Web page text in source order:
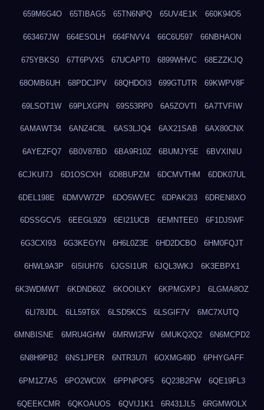
659M6G4O 65TIBAG5 65TN6NPQ 65UV4E1K 660K94O5
663467JW 664ESOLH 664FNVV4 66C6U597 66NBHAON
675YBKS0 67T6PVX5 67UCAPT0 6899WHVC 68EZZKJQ
68OMB6UH 68PDCJPV 68QHDOI3 699GTUTR 69KWPV8F
69LSOT1W 69PLXGPN 69S53RP0 6A5ZOVTI 6A7TVFIW
6AMAWT34 6ANZ4C8L 6AS3LJQ4 6AX21SAB 6AX80CNX
6AYEZFQ7 6B0V87BD 6BA9R10Z 6BUMJY5E 6BVXINIU
6CJKUI7J 6D1OSCXH 6D8BUPZM 6DCMVTHM 6DDK07UL
6DEL198E 6DMVW7ZP 6DO5WVEC 6DPAK2I3 6DREN8XO
6DSSGCV5 6EEGL9Z9 6EI21UCB 6EMNTEE0 6F1DJ5WF
6G3CXI93 6G3KEGYN 6H6L0Z3E 6HD2DCBO 6HM0FQJT
6HWL9A3P 6I5IUH76 6JGSI1UR 6JQL3WKJ 6K3EBPX1
6K3WDMWT 6KDND60Z 6KOOILKY 6KPMGXPJ 6LGMA8OZ
6LI78JDL 6LL59T6X 6LSD5KCS 6LSGIF7V 6MC7XUTQ
6MNBISNE 6MRU4GHW 6MRWI2FW 6MUKQ2Q2 6N6MCPD2
6N8H9PB2 6NS1JPER 6NTR3U7I 6OXMG49D 6PHYGAFF
6PM1Z7A5 6PO2WC0X 6PPNPOF5 6Q23B2FW 6QE19FL3
6QEEKCMR 6QKOAUOS 6QVIJ1K1 6R431JL5 6RGMWOLX